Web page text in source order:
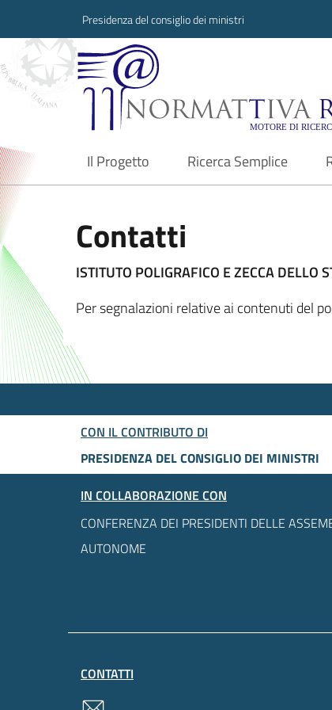
Presidenza del consiglio dei ministri
Normattiva
Il Progetto
current Ricerca Semplice
Contatti
ISTITUTO POLIGRAFICO E ZECCA DELLO
Per segnalazioni relative ai contenuti del
CON IL CONTRIBUTO DI
PRESIDENZA DEL CONSIGLIO DEI MINISTRI
IN COLLABORAZIONE CON
CONFERENZA DEI PRESIDENTI DELLE
AUTONOME
CONTATTI